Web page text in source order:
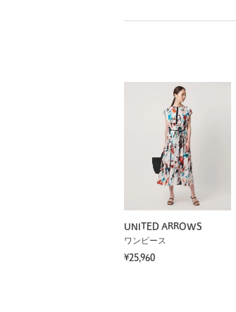
UNITED ARROWS
ワンピース
¥25,960